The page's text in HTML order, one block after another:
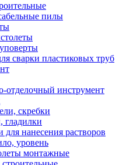
пилы
сварки пластиковых труб
отделочный инструмент
скребки
гладилки
для нанесения растворов
уровень
монтажные